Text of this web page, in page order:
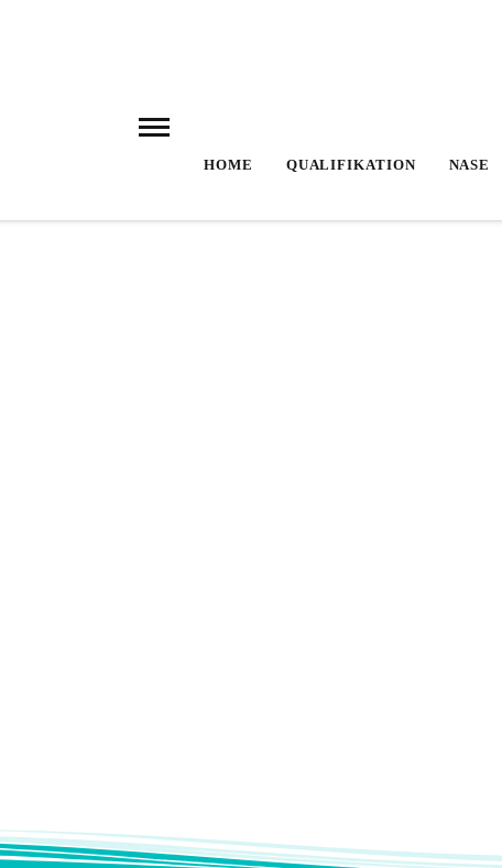
HOME QUALIFIKATION NASE